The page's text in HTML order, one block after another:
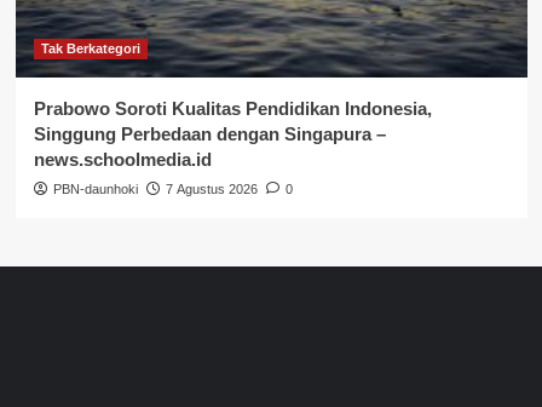
Tak Berkategori
Prabowo Soroti Kualitas Pendidikan Indonesia,
Singgung Perbedaan dengan Singapura –
news.schoolmedia.id
PBN-daunhoki 7 Agustus 2026 0